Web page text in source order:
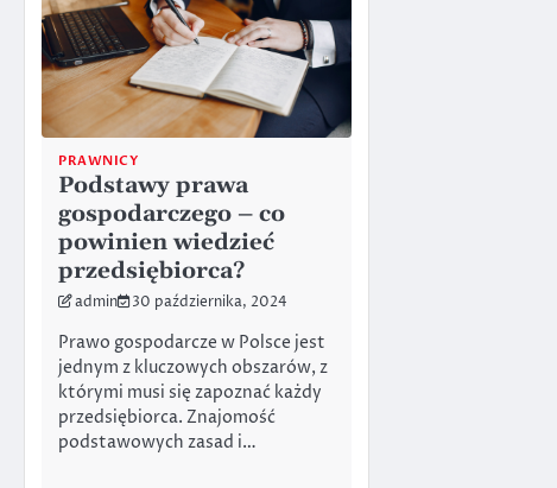
PRAWNICY
Podstawy prawa
gospodarczego – co
powinien wiedzieć
przedsiębiorca?
admin 30 października, 2024
Prawo gospodarcze w Polsce jest
jednym z kluczowych obszarów, z
którymi musi się zapoznać każdy
przedsiębiorca. Znajomość
podstawowych zasad i…